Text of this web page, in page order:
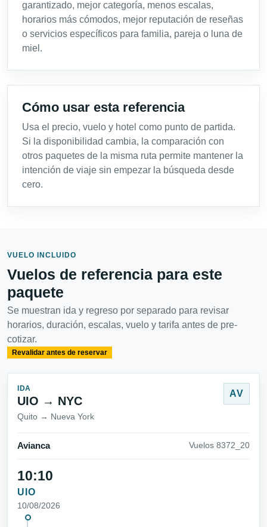
garantizado, mejor categoría, menos escalas,
horarios más cómodos, mejor reputación de reseñas
o servicios específicos para familia, pareja o luna de
miel.
Cómo usar esta referencia
Usa el precio, vuelo y hotel como punto de partida.
Si la disponibilidad cambia, la comparación con
otros paquetes de la misma ruta permite mantener la
intención de viaje sin empezar la búsqueda desde
cero.
VUELO INCLUIDO
Vuelos de referencia para este
paquete
Se muestran ida y regreso por separado para revisar
horarios, duración, escalas, vuelo y tarifa antes de pre-
cotizar.
Revalidar antes de reservar
IDA
UIO → NYC
Quito → Nueva York
AV
Avianca Vuelos 8372_20
10:10
UIO
10/08/2026